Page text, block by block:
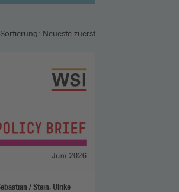
Sortierung: Neueste zuerst
Blank, Florian / Dullien, Sebastian / Stein, Ulrike